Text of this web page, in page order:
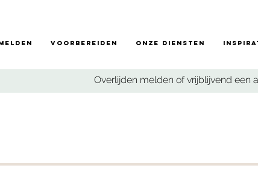
Overlijden melden of vrijblijvend een
Voorbereiden Onze diensten